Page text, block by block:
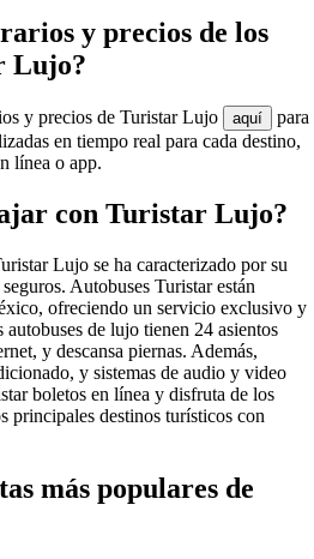
y precios de los
Lujo?
y precios de Turistar Lujo aquí
para
en tiempo real para cada destino,
línea o app.
con Turistar Lujo?
Lujo se ha caracterizado por su
Autobuses Turistar están
ofreciendo un servicio exclusivo y
de lujo tienen 24 asientos
y descansa piernas. Además,
y sistemas de audio y video
boletos en línea y disfruta de los
principales destinos turísticos con
más populares de